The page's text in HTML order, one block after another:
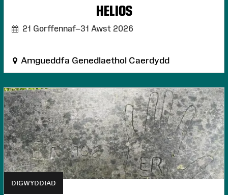
HELIOS
21 Gorffennaf–31 Awst 2026
Amgueddfa Genedlaethol Caerdydd
DIGWYDDIAD